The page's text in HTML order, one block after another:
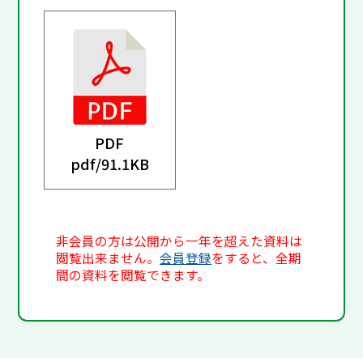
PDF
pdf/91.1KB
非会員の方は公開から一年を超えた資料は
閲覧出来ません。会員登録をすると、全期
間の資料を閲覧できます。